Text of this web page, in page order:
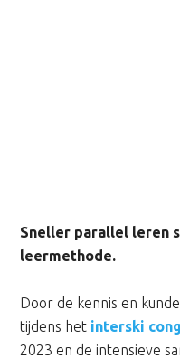
Sneller parallel leren
leermethode.
Door de kennis en
tijdens het interski
2023 en de intensieve